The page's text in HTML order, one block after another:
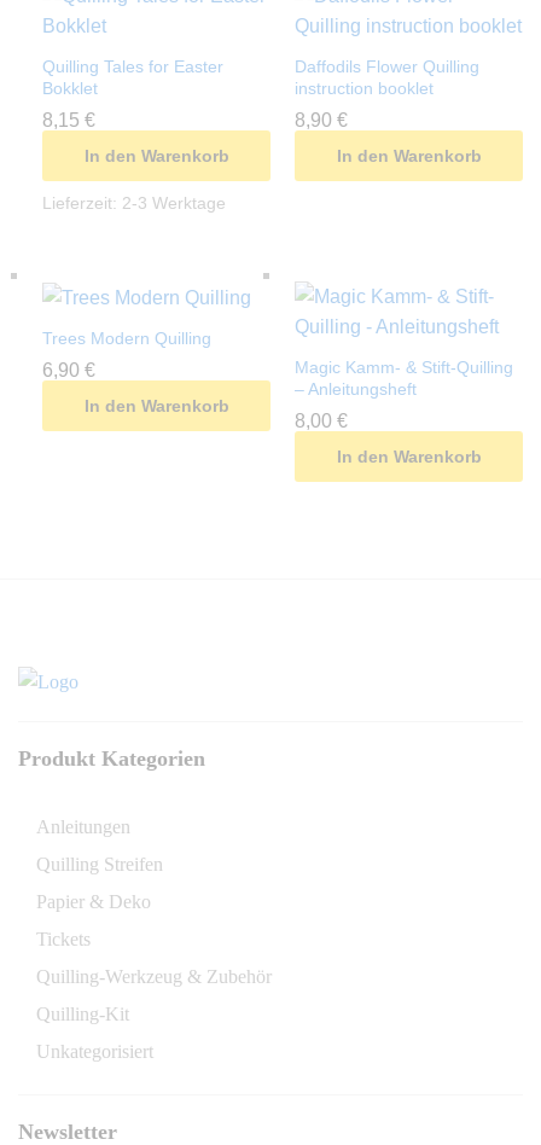
Quilling Tales for Easter
Bokklet
8,15 €
In den Warenkorb
Lieferzeit: 2-3 Werktage
Daffodils Flower Quilling
instruction booklet
8,90 €
In den Warenkorb
Trees Modern Quilling
6,90 €
In den Warenkorb
Magic Kamm- & Stift-Quilling
– Anleitungsheft
8,00 €
In den Warenkorb
Produkt Kategorien
Anleitungen
Quilling Streifen
Papier & Deko
Tickets
Quilling-Werkzeug & Zubehör
Quilling-Kit
Unkategorisiert
Newsletter